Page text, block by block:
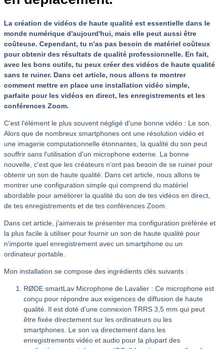
La création de vidéos de haute qualité est essentielle dans le
monde numérique d'aujourd'hui, mais elle peut aussi être
coûteuse. Cependant, tu n'as pas besoin de matériel coûteux
pour obtenir des résultats de qualité professionnelle. En fait,
avec les bons outils, tu peux créer des vidéos de haute qualité
sans te ruiner. Dans cet article, nous allons te montrer
comment mettre en place une installation vidéo simple,
parfaite pour les vidéos en direct, les enregistrements et les
conférences Zoom.
C'est l'élément le plus souvent négligé d'une bonne vidéo : Le son.
Alors que de nombreux smartphones ont une résolution vidéo et
une imagerie computationnelle étonnantes, la qualité du son peut
souffrir sans l'utilisation d'un microphone externe. La bonne
nouvelle, c'est que les créateurs n'ont pas besoin de se ruiner pour
obtenir un son de haute qualité. Dans cet article, nous allons te
montrer une configuration simple qui comprend du matériel
abordable pour améliorer la qualité du son de tes vidéos en direct,
de tes enregistrements et de tes conférences Zoom.
Dans cet article, j'aimerais te présenter ma configuration préférée et
la plus facile à utiliser pour fournir un son de haute qualité pour
n'importe quel enregistrement avec un smartphone ou un
ordinateur portable.
Mon installation se compose des ingrédients clés suivants :
RØDE smartLav Microphone de Lavalier : Ce microphone est
conçu pour répondre aux exigences de diffusion de haute
qualité. Il est doté d'une connexion TRRS 3,5 mm qui peut
être fixée directement sur les ordinateurs ou les
smartphones. Le son va directement dans les
enregistrements vidéo et audio pour la plupart des